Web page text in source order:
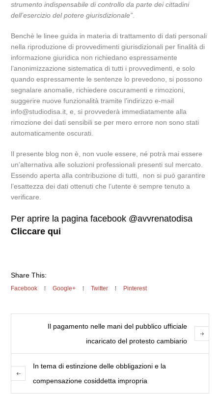
strumento indispensabile di controllo da parte dei cittadini
dell’esercizio del potere giurisdizionale”
Benchè le linee guida in materia di trattamento di dati personali
nella riproduzione di provvedimenti giurisdizionali per finalità di
informazione giuridica non richiedano espressamente
l’anonimizzazione sistematica di tutti i provvedimenti, e solo
quando espressamente le sentenze lo prevedono, si possono
segnalare anomalie, richiedere oscuramenti e rimozioni,
suggerire nuove funzionalità tramite l’indirizzo e-mail
info@studiodisa.it, e, si provvederà immediatamente alla
rimozione dei dati sensibili se per mero errore non sono stati
automaticamente oscurati.
Il presente blog non è, non vuole essere, né potrà mai essere
un’alternativa alle soluzioni professionali presenti sul mercato.
Essendo aperta alla contribuzione di tutti, non si può garantire
l’esattezza dei dati ottenuti che l’utente è sempre tenuto a
verificare.
Per aprire la pagina facebook @avvrenatodisa
Cliccare qui
Share This:
Facebook Google+ Twitter Pinterest
Il pagamento nelle mani del pubblico ufficiale
incaricato del protesto cambiario
In tema di estinzione delle obbligazioni e la
compensazione cosiddetta impropria